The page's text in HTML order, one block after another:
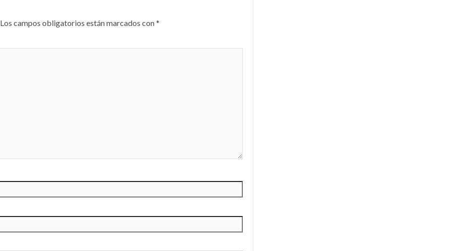
Los campos obligatorios están marcados con*